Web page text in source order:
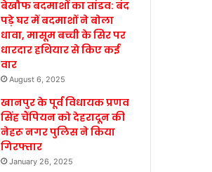
बेखौफ बदमाशों का तांडव: बंद
पड़े घर में बदमाशों ने बोला
धावा, मासूम बच्ची के सिर पर
धारदार हथियार से किए कई
वार
August 6, 2025
खानपुर के पूर्व विधायक प्रणव
सिंह चैंपियन को देहरादून की
नेहरू नगर पुलिस ने किया
गिरफ्तार
January 26, 2025